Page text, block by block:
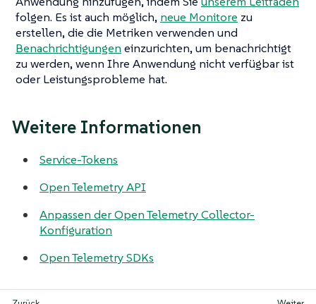
folgen. Es ist auch möglich, neue Monitore zu
erstellen, die die Metriken verwenden und
Benachrichtigungen einzurichten, um benachrichtigt
zu werden, wenn Ihre Anwendung nicht verfügbar ist
oder Leistungsprobleme hat.
Weitere Informationen
Service-Tokens
Open Telemetry API
Anpassen der Open Telemetry Collector-
Konfiguration
Open Telemetry SDKs